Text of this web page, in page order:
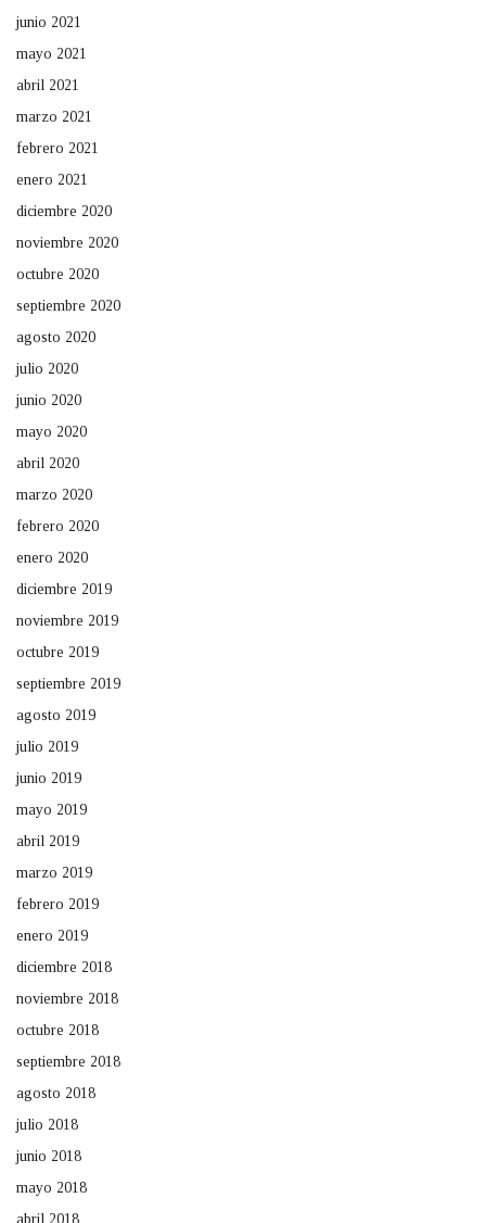
junio 2021
mayo 2021
abril 2021
marzo 2021
febrero 2021
enero 2021
diciembre 2020
noviembre 2020
octubre 2020
septiembre 2020
agosto 2020
julio 2020
junio 2020
mayo 2020
abril 2020
marzo 2020
febrero 2020
enero 2020
diciembre 2019
noviembre 2019
octubre 2019
septiembre 2019
agosto 2019
julio 2019
junio 2019
mayo 2019
abril 2019
marzo 2019
febrero 2019
enero 2019
diciembre 2018
noviembre 2018
octubre 2018
septiembre 2018
agosto 2018
julio 2018
junio 2018
mayo 2018
abril 2018